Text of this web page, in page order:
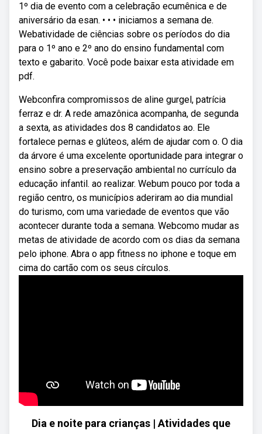
1º dia de evento com a celebração ecumênica e de
aniversário da esan. • • • iniciamos a semana de.
Webatividade de ciências sobre os períodos do dia
para o 1º ano e 2º ano do ensino fundamental com
texto e gabarito. Você pode baixar esta atividade em
pdf.
Webconfira compromissos de aline gurgel, patrícia
ferraz e dr. A rede amazônica acompanha, de segunda
a sexta, as atividades dos 8 candidatos ao. Ele
fortalece pernas e glúteos, além de ajudar com o. O dia
da árvore é uma excelente oportunidade para integrar o
ensino sobre a preservação ambiental no currículo da
educação infantil. ao realizar. Webum pouco por toda a
região centro, os municípios aderiram ao dia mundial
do turismo, com uma variedade de eventos que vão
acontecer durante toda a semana. Webcomo mudar as
metas de atividade de acordo com os dias da semana
pelo iphone. Abra o app fitness no iphone e toque em
cima do cartão com os seus círculos.
Dia e noite para crianças | Atividades que